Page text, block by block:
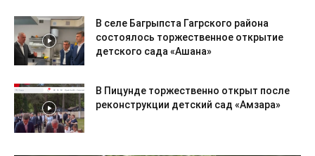
В селе Багрыпста Гагрского района
состоялось торжественное открытие
детского сада «Ашана»
В Пицунде торжественно открыт после
реконструкции детский сад «Амзара»